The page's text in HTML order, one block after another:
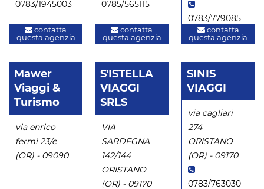
0783/1945003
contatta
questa agenzia
0785/565115
contatta
questa agenzia
0783/779085
contatta
questa agenzia
Mawer
Viaggi &
Turismo
via enrico
fermi 23/e
(OR) - 09090
S'ISTELLA
VIAGGI
SRLS
VIA
SARDEGNA
142/144
ORISTANO
(OR) - 09170
SINIS
VIAGGI
via cagliari
274
ORISTANO
(OR) - 09170
0783/763030